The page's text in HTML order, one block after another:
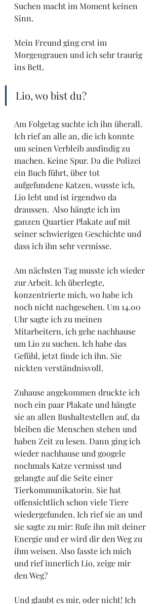
Suchen macht im Moment keinen
Sinn.
Mein Freund ging erst im
Morgengrauen und ich sehr traurig
ins Bett.
Lio, wo bist du?
Am Folgetag suchte ich ihn überall.
Ich rief an alle an, die ich konnte
um seinen Verbleib ausfindig zu
machen. Keine Spur. Da die Polizei
ein Buch führt, über tot
aufgefundene Katzen, wusste ich,
Lio lebt und ist irgendwo da
draussen.  Also hängte ich im
ganzen Quartier Plakate auf mit
seiner schwierigen Geschichte und
dass ich ihn sehr vermisse.
Am nächsten Tag musste ich wieder
zur Arbeit. Ich überlegte,
konzentrierte mich, wo habe ich
noch nicht nachgesehen. Um 14.00
Uhr sagte ich zu meinen
Mitarbeitern, ich gehe nachhause
um Lio zu suchen. Ich habe das
Gefühl, jetzt finde ich ihn. Sie
nickten verständnisvoll.
Zuhause angekommen druckte ich
noch ein paar Plakate und hängte
sie an allen Bushaltestellen auf, da
bleiben die Menschen stehen und
haben Zeit zu lesen. Dann ging ich
wieder nachhause und googele
nochmals Katze vermisst und
gelangte auf die Seite einer
Tierkommunikatorin. Sie hat
offensichtlich schon viele Tiere
wiedergefunden. Ich rief sie an und
sie sagte zu mir: Rufe ihn mit deiner
Energie und er wird dir den Weg zu
ihm weisen. Also fasste ich mich
und rief innerlich Lio, zeige mir
den Weg?
Und glaubt es mir, oder nicht! Ich